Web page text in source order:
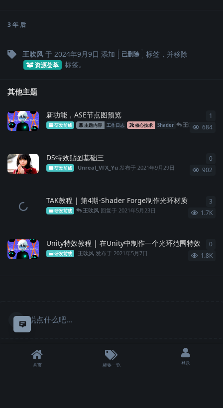
意见反馈
3 年 后
王吹风 于 2024年9月9日 添加 已删除 标签 ，并移除
资源荟萃 标签。
其他主题
新功能，ASE节点图预览
研发前线 主题内容 工作日志 核心技术 Shader 王吹风回复于684
1
DS特效贴图基础三
研发前线 Unreal_VFX_Yu 发布于2021年9月29日 902
0
TAK教程 | 第4期-Shader Forge制作光环材质
研发前线 王吹风 回复于2021年5月23日 1.7K
3
Unity特效教程 | 在Unity中制作一个光环范围特效
研发前线 王吹风 发布于2021年5月7日 1.8K
0
说点什么吧...
首页 标签一览 登录